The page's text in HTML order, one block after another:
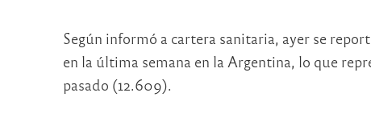
Según informó a cartera sanitaria, ayer se
en la última semana en la Argentina, lo que
pasado (12.609).